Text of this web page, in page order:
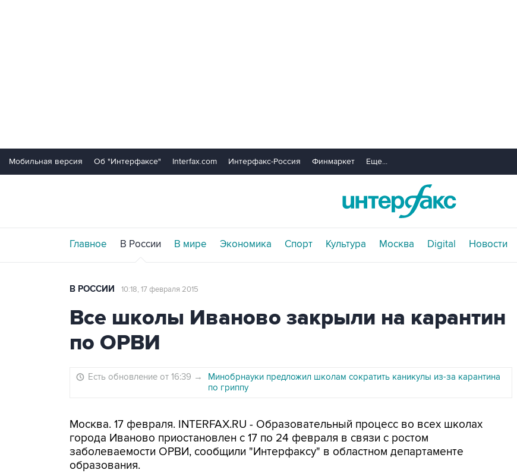
Мобильная версия Об "Интерфаксе" Interfax.com Интерфакс-Россия Финмаркет Еще...
Главное В России В мире Экономика Спорт Культура Москва Digital Новости
В РОССИИ 10:18, 17 февраля 2015
Все школы Иваново закрыли на карантин
по ОРВИ
Есть обновление от 16:39 →
Минобрнауки предложил школам сократить каникулы из-за карантина
по гриппу
Москва. 17 февраля. INTERFAX.RU - Образовательный процесс во всех школах
города Иваново приостановлен с 17 по 24 февраля в связи с ростом
заболеваемости ОРВИ, сообщили "Интерфаксу" в областном департаменте
образования.